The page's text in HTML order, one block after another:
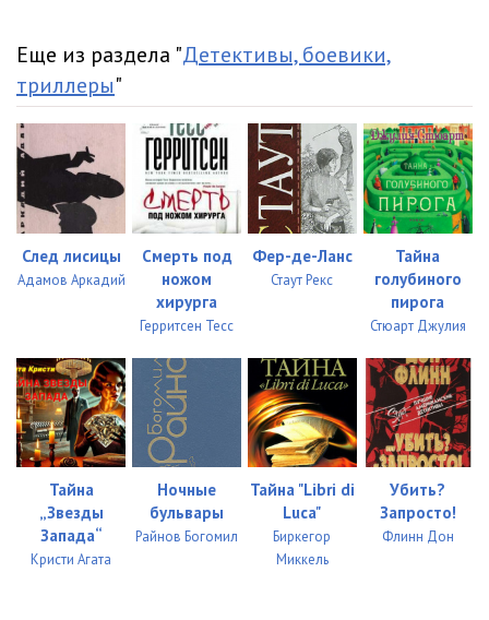
Еще из раздела "Детективы, боевики,
триллеры"
След лисицы
Адамов Аркадий
Смерть под
ножом
хирурга
Герритсен Тесс
Фер-де-Ланс
Стаут Рекс
Тайна
голубиного
пирога
Стюарт Джулия
Тайна
„Звезды
Запада“
Кристи Агата
Ночные
бульвары
Райнов Богомил
Тайна "Libri di
Luсa"
Биркегор
Миккель
Убить?
Запросто!
Флинн Дон